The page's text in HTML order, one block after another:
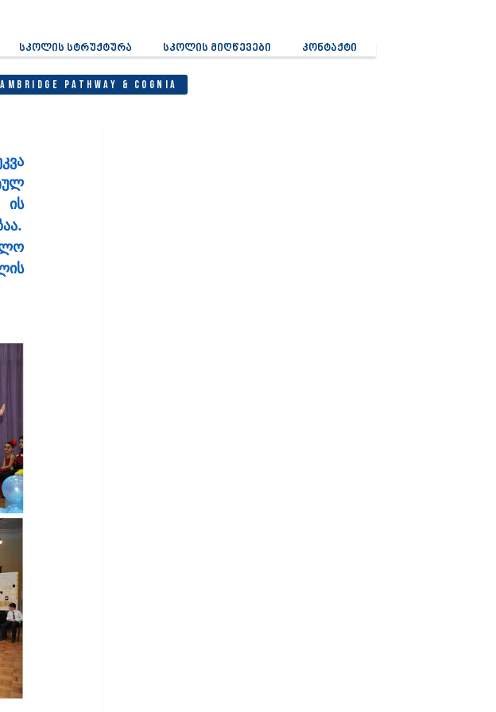
სკოლის სტრუქტურა სკოლის მიღწევები კონტაქტი
Pathway & Cognia
ის